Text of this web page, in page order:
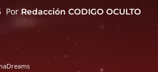
Por Redacción CODIGO OCULTO